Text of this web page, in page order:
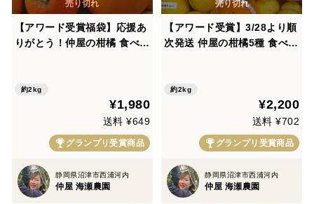
【アワード受賞福袋】応援あ
りがとう！仲屋の柑橘 食べ比
ト約2kg
¥1,980
送料 ¥649
グランプリ受賞商品
静岡県沼津市西浦河内
仲屋 海瀬農園
【アワード受賞】3/28より順
次発送 仲屋の柑橘5種 食べ比
種含む 詰め合わせ
約2kg
¥2,200
送料 ¥702
グランプリ受賞商品
静岡県沼津市西浦河内
仲屋 海瀬農園